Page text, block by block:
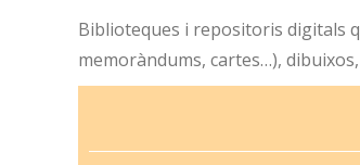
Biblioteques i repositoris digitals
memoràndums, cartes…),